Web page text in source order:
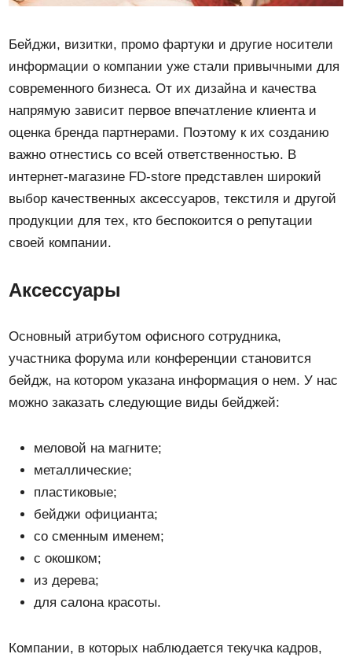
Бейджи, визитки, промо фартуки и другие носители
информации о компании уже стали привычными для
современного бизнеса. От их дизайна и качества
напрямую зависит первое впечатление клиента и
оценка бренда партнерами. Поэтому к их созданию
важно отнестись со всей ответственностью. В
интернет-магазине FD-store представлен широкий
выбор качественных аксессуаров, текстиля и другой
продукции для тех, кто беспокоится о репутации
своей компании.
Аксессуары
Основный атрибутом офисного сотрудника,
участника форума или конференции становится
бейдж, на котором указана информация о нем. У нас
можно заказать следующие виды бейджей:
меловой на магните;
металлические;
пластиковые;
бейджи официанта;
со сменным именем;
с окошком;
из дерева;
для салона красоты.
Компании, в которых наблюдается текучка кадров,